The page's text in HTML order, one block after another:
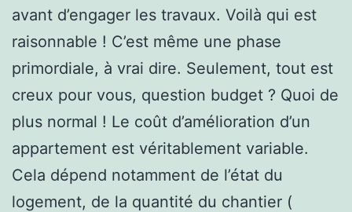
avant d’engager les travaux. Voilà qui est
raisonnable ! C’est même une phase
primordiale, à vrai dire. Seulement, tout est
creux pour vous, question budget ? Quoi de
plus normal ! Le coût d’amélioration d’un
appartement est véritablement variable.
Cela dépend notamment de l’état du
logement, de la quantité du chantier (